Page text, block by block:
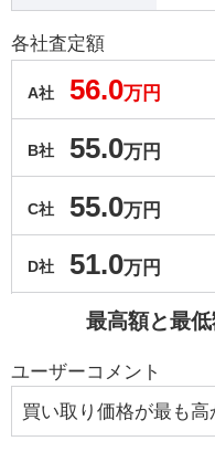
各社査定額
A社 56.0万円
B社 55.0万円
C社 55.0万円
D社 51.0万円
最高額と最低
ユーザーコメント
買い取り価格が最も高